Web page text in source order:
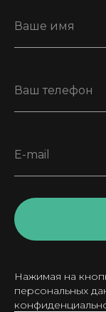
Ваше имя
Ваш телефон
E-mail
Нажимая на
персональных